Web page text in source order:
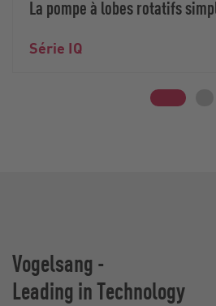
La pompe à lobes rotatifs
Série IQ
Vogelsang -
Leading in Technology